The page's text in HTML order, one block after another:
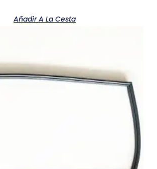
Añadir A La Cesta